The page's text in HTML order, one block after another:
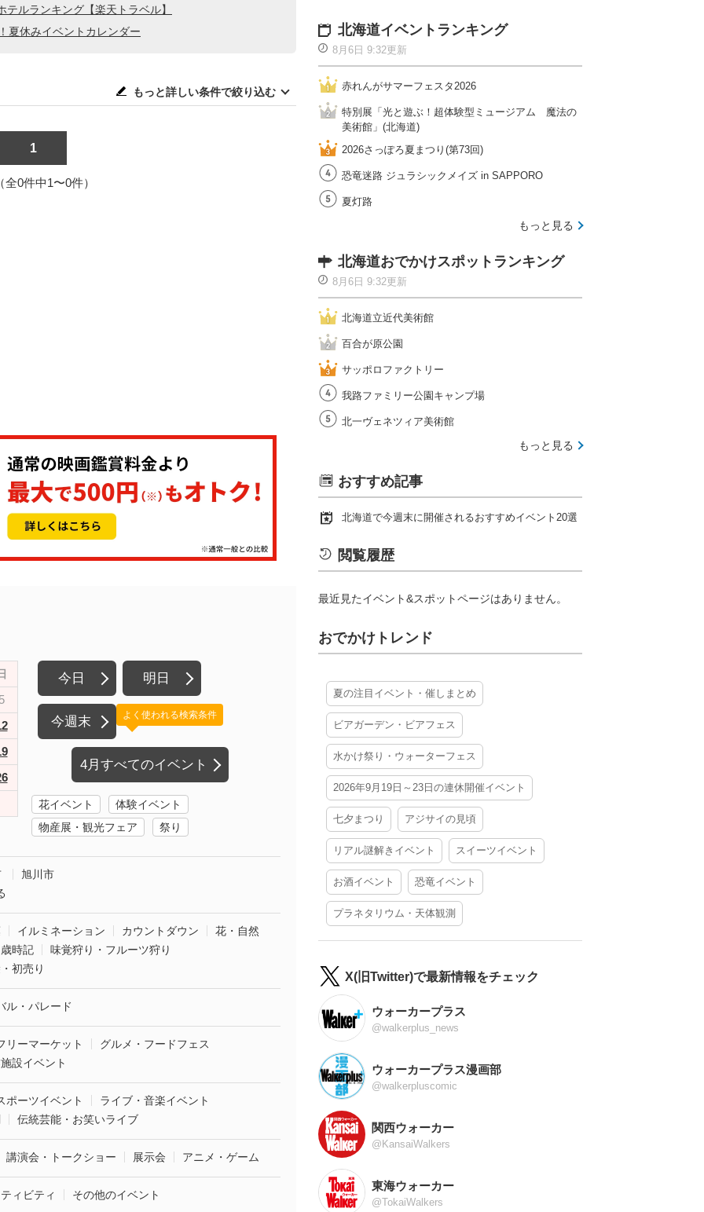
ルランキング【楽天トラベル】
夏休みイベントカレンダー
もっと詳しい条件で絞り込む
1
全0件中1〜0件）
今日 明日
今週末
4月すべてのイベント
よく使われる検索条件
花イベント
体験イベント
物産展・観光フェア
祭り
旭川市
イルミネーション カウントダウン
花・自然
時記
味覚狩り・フルーツ狩り
初売り
ル・パレード
リーマーケット
グルメ・フードフェス
設イベント
ポーツイベント
ライブ・音楽イベント
伝統芸能・お笑いライブ
講演会・トークショー 展示会 アニメ・ゲーム
ィビティ その他のイベント
北海道イベントランキング
8月6日 9:32更新
赤れんがサマーフェスタ2026
特別展「光と遊ぶ！超体験型ミュージアム 魔法の
美術館」(北海道)
2026さっぽろ夏まつり(第73回)
恐竜迷路 ジュラシックメイズ in SAPPORO
夏灯路
もっと見る
北海道おでかけスポットランキング
8月6日 9:32更新
北海道立近代美術館
百合が原公園
サッポロファクトリー
我路ファミリー公園キャンプ場
北一ヴェネツィア美術館
もっと見る
おすすめ記事
北海道で今週末に開催されるおすすめイベント20選
閲覧履歴
最近見たイベント&スポットページはありません。
おでかけトレンド
夏の注目イベント・催しまとめ
ビアガーデン・ビアフェス
水かけ祭り・ウォーターフェス
2026年9月19日～23日の連休開催イベント
七夕まつり アジサイの見頃
リアル謎解きイベント スイーツイベント
お酒イベント 恐竜イベント
プラネタリウム・天体観測
X(旧Twitter)で最新情報をチェック
ウォーカープラス
@walkerplus_news
ウォーカープラス漫画部
@walkerpluscomic
関西ウォーカー
@KansaiWalkers
東海ウォーカー
@TokaiWalkers